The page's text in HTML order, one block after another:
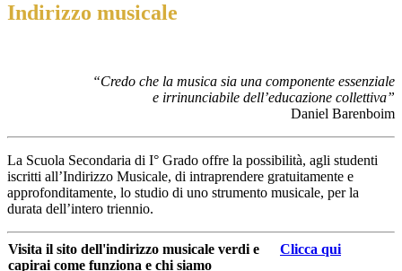
Indirizzo musicale
“Credo che la musica sia una componente essenziale
e irrinunciabile dell’educazione collettiva”
Daniel Barenboim
La Scuola Secondaria di I° Grado offre la possibilità, agli studenti
iscritti all’Indirizzo Musicale, di intraprendere gratuitamente e
approfonditamente, lo studio di uno strumento musicale, per la
durata dell’intero triennio.
Visita il sito dell'indirizzo musicale verdi e
capirai come funziona e chi siamo
Clicca qui